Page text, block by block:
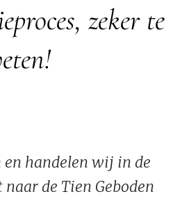
zeker te
handelen wij in de
de Tien Geboden